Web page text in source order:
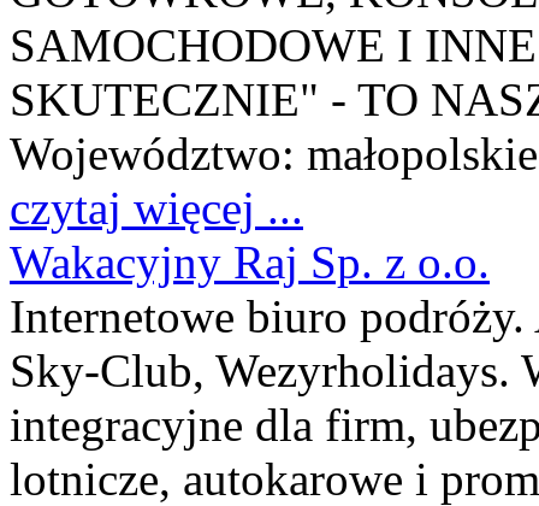
SAMOCHODOWE I
SKUTECZNIE" - TO
Województwo: małopolskie
czytaj więcej ...
Wakacyjny Raj Sp. z o.o.
Internetowe biuro
Sky-Club, Wezyrholidays.
integracyjne dla firm,
lotnicze, autokarowe i